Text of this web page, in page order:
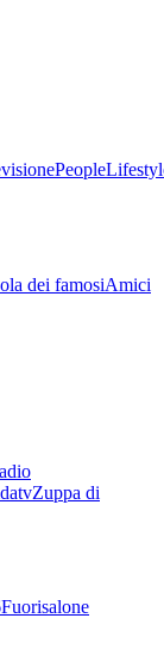
People
dei famosiAmici
Zuppa di
Fuorisalone